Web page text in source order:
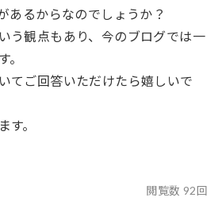
あるからなのでしょうか？
う観点もあり、今のブログでは一
。
てご回答いただけたら嬉しいで
す。
閲覧数 92回